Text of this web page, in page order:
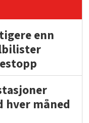
enn
hver måned